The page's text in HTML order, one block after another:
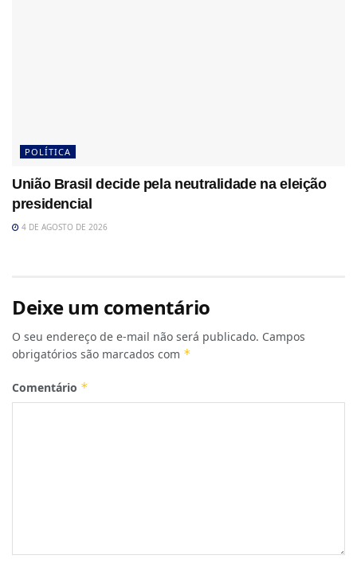
POLÍTICA
União Brasil decide pela neutralidade na eleição
presidencial
4 DE AGOSTO DE 2026
Deixe um comentário
O seu endereço de e-mail não será publicado. Campos
obrigatórios são marcados com *
Comentário *